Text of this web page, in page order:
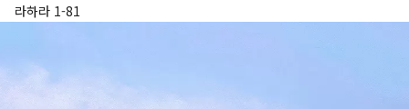
라하라 1-81